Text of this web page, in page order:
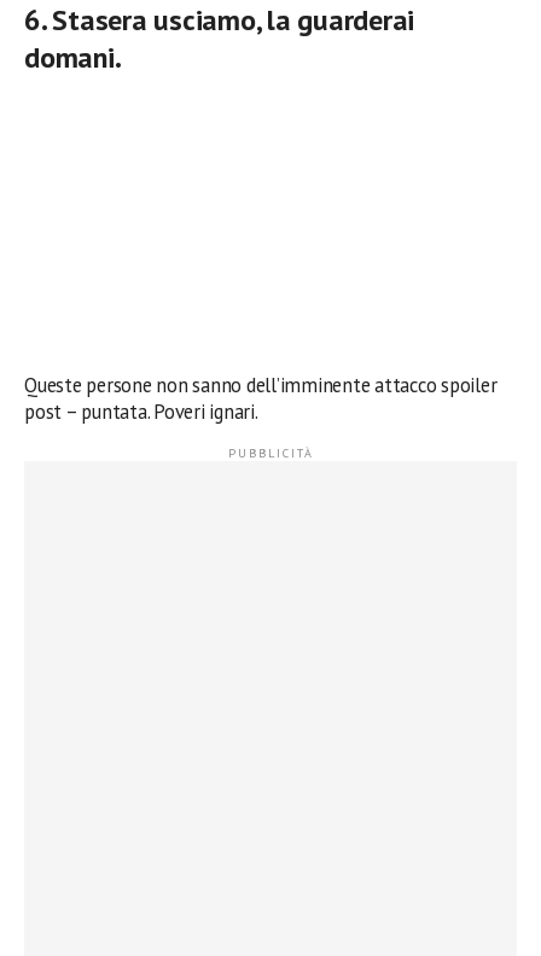
6. Stasera usciamo, la guarderai
domani.
Queste persone non sanno dell’imminente attacco spoiler
post – puntata. Poveri ignari.